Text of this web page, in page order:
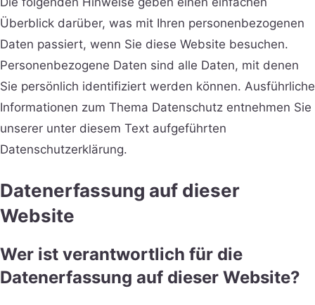
Überblick darüber, was mit Ihren personenbezogenen
Daten passiert, wenn Sie diese Website besuchen.
Personenbezogene Daten sind alle Daten, mit denen
Sie persönlich identifiziert werden können. Ausführliche
Informationen zum Thema Datenschutz entnehmen Sie
unserer unter diesem Text aufgeführten
Datenschutzerklärung.
Datenerfassung auf dieser
Website
Wer ist verantwortlich für die
Datenerfassung auf dieser Website?